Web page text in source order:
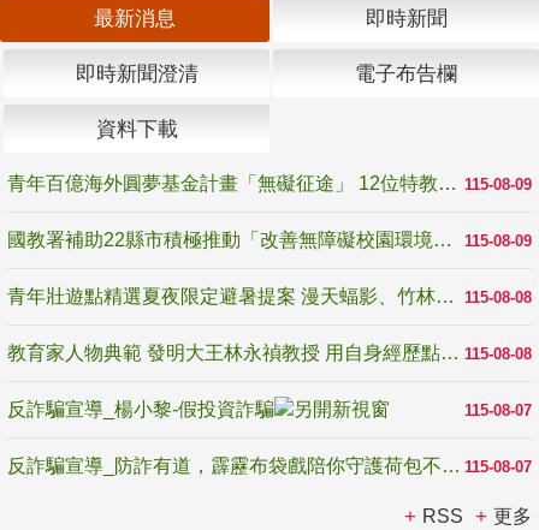
最新消息 即時新聞
即時新聞澄清 電子布告欄
資料下載
115-08-09
青年百億海外圓夢基金計畫「無礙征途」 12位特教與弱勢青年勇闖西班牙 跨越感官限制見證生命蛻變
115-08-09
國教署補助22縣市積極推動「改善無障礙校園環境計畫」 打造友善、安全、無礙學習空間
115-08-08
青年壯遊點精選夏夜限定避暑提案 漫天蝠影、竹林尋蛙、茶香夜觀 邀青年暮色出發
115-08-08
教育家人物典範 發明大王林永禎教授 用自身經歷點亮學生的路
115-08-07
反詐騙宣導_楊小黎-假投資詐騙
115-08-07
反詐騙宣導_防詐有道，霹靂布袋戲陪你守護荷包不受騙
RSS 更多